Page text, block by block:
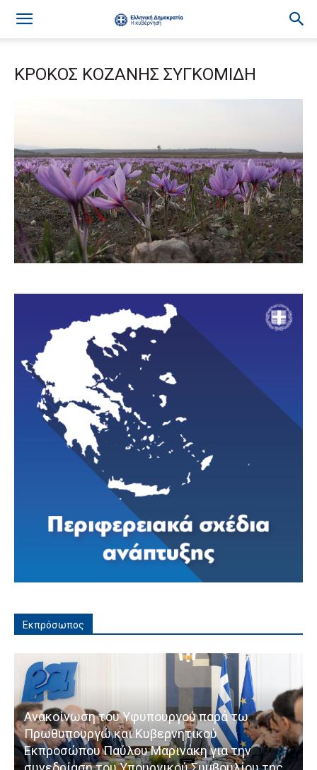
ΚΡΟΚΟΣ ΚΟΖΑΝΗΣ ΣΥΓΚΟΜΙΔΗ
Εκπρόσωπος
Ανακοίνωση του Υφυπουργού παρά τω
Πρωθυπουργώ και Κυβερνητικού
Εκπροσώπου Παύλου Μαρινάκη για την